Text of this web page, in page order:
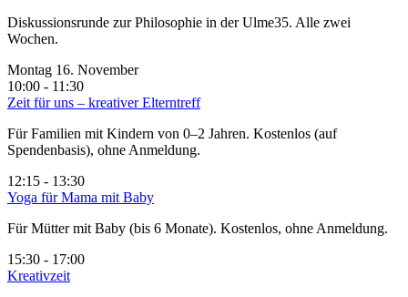
Diskussionsrunde zur Philosophie in der Ulme35. Alle zwei
Wochen.
Montag 16. November
10:00 - 11:30
Zeit für uns – kreativer Elterntreff
Für Familien mit Kindern von 0–2 Jahren. Kostenlos (auf
Spendenbasis), ohne Anmeldung.
12:15 - 13:30
Yoga für Mama mit Baby
Für Mütter mit Baby (bis 6 Monate). Kostenlos, ohne Anmeldung.
15:30 - 17:00
Kreativzeit